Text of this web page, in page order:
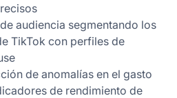
audiencia segmentando los
TikTok con perfiles de
de anomalías en el gasto
de rendimiento de